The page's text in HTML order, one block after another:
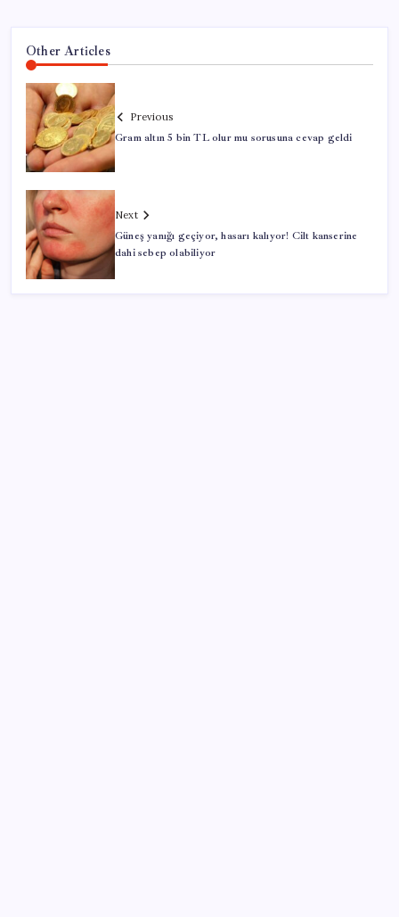
Other Articles
Previous
Gram altın 5 bin TL olur mu sorusuna cevap geldi
Next
Güneş yanığı geçiyor, hasarı kalıyor! Cilt kanserine
dahi sebep olabiliyor